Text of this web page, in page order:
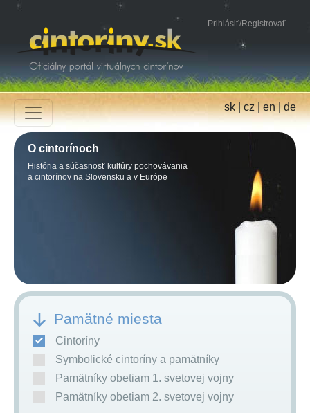
Prihlásiť/Registrovať
sk|cz|en|de
O cintorínoch
História a súčasnosť kultúry pochovávania
a cintorínov na Slovensku a v Európe
Pamätné miesta
Cintoríny
Symbolické cintoríny a pamätníky
Pamätníky obetiam 1. svetovej vojny
Pamätníky obetiam 2. svetovej vojny